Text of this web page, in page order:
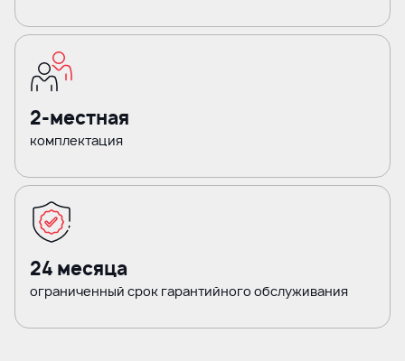
2-местная
комплектация
24 месяца
ограниченный срок гарантийного обслуживания